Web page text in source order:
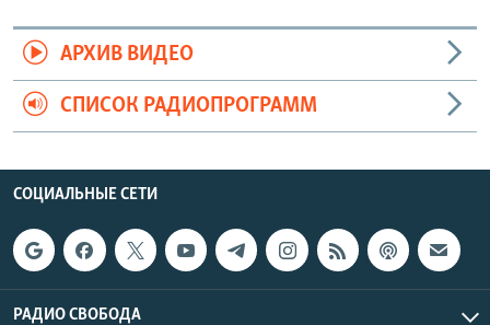
АРХИВ ВИДЕО
СПИСОК РАДИОПРОГРАММ
СОЦИАЛЬНЫЕ СЕТИ
РАДИО СВОБОДА